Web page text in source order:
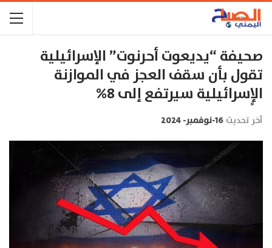
صحيفة “يديعوت أحرنوت” الإسرائيلية
تقول بأن سقف العجز في الموازنة
الإٍسرائيلية سيرتفع إلى 8%
آخر تحديث 16-نوفمبر- 2024